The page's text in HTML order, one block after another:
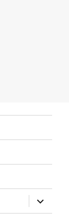
laienda